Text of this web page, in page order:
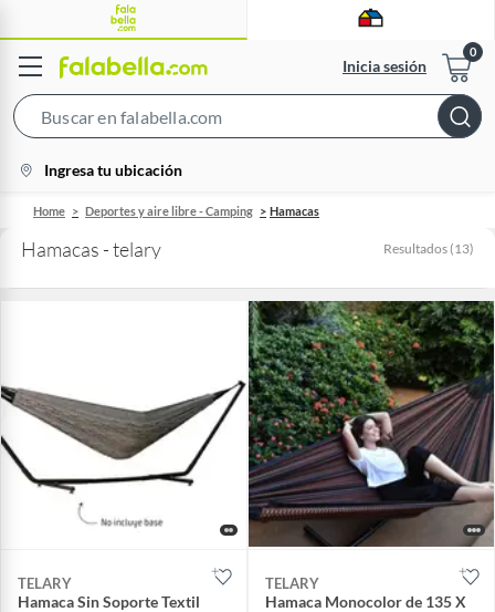
Inicia sesión
Bar
location-
icon
Ingresa tu ubicación
Home Deportes y aire libre - Camping Hamacas
Hamacas - telary Resultados (13)
TELARY
Hamaca Sin Soporte Textil
TELARY
Hamaca Monocolor de 135 X